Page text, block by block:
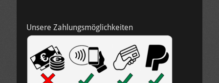
Unsere Zahlungsmöglichkeiten